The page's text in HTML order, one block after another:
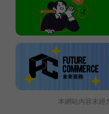
本網站內容未經